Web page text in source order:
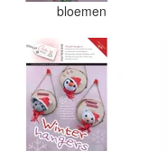
bloemen